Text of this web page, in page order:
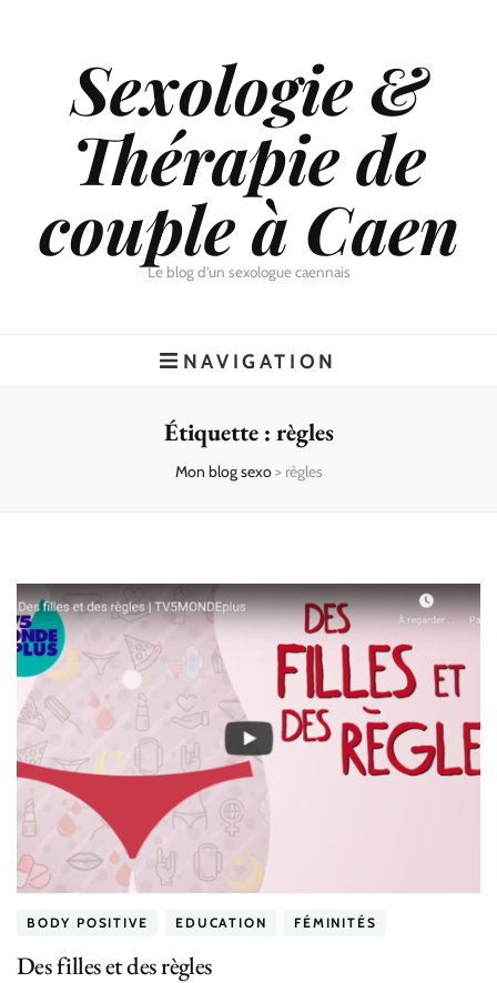
Sexologie &
Thérapie de
couple à Caen
Le blog d'un sexologue caennais
NAVIGATION
Étiquette : règles
Mon blog sexo> règles
BODY POSITIVE EDUCATION FÉMINITÉS
Des filles et des règles